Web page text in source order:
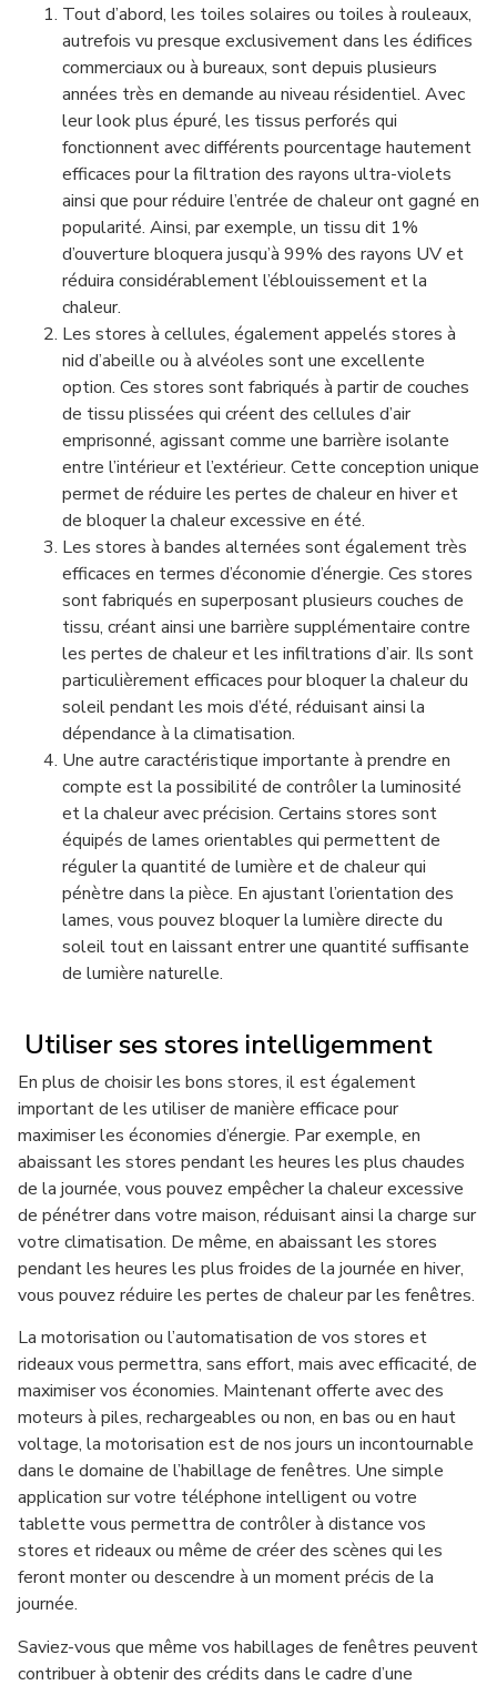
Tout d’abord, les toiles solaires ou toiles à rouleaux,
autrefois vu presque exclusivement dans les édifices
commerciaux ou à bureaux, sont depuis plusieurs
années très en demande au niveau résidentiel. Avec
leur look plus épuré, les tissus perforés qui
fonctionnent avec différents pourcentage hautement
efficaces pour la filtration des rayons ultra-violets
ainsi que pour réduire l’entrée de chaleur ont gagné en
popularité. Ainsi, par exemple, un tissu dit 1%
d’ouverture bloquera jusqu’à 99% des rayons UV et
réduira considérablement l’éblouissement et la
chaleur.
Les stores à cellules, également appelés stores à
nid d’abeille ou à alvéoles sont une excellente
option. Ces stores sont fabriqués à partir de couches
de tissu plissées qui créent des cellules d’air
emprisonné, agissant comme une barrière isolante
entre l’intérieur et l’extérieur. Cette conception unique
permet de réduire les pertes de chaleur en hiver et
de bloquer la chaleur excessive en été.
Les stores à bandes alternées sont également très
efficaces en termes d’économie d’énergie. Ces stores
sont fabriqués en superposant plusieurs couches de
tissu, créant ainsi une barrière supplémentaire contre
les pertes de chaleur et les infiltrations d’air. Ils sont
particulièrement efficaces pour bloquer la chaleur du
soleil pendant les mois d’été, réduisant ainsi la
dépendance à la climatisation.
Une autre caractéristique importante à prendre en
compte est la possibilité de contrôler la luminosité
et la chaleur avec précision. Certains stores sont
équipés de lames orientables qui permettent de
réguler la quantité de lumière et de chaleur qui
pénètre dans la pièce. En ajustant l’orientation des
lames, vous pouvez bloquer la lumière directe du
soleil tout en laissant entrer une quantité suffisante
de lumière naturelle.
Utiliser ses stores intelligemment
En plus de choisir les bons stores, il est également
important de les utiliser de manière efficace pour
maximiser les économies d’énergie. Par exemple, en
abaissant les stores pendant les heures les plus chaudes
de la journée, vous pouvez empêcher la chaleur excessive
de pénétrer dans votre maison, réduisant ainsi la charge sur
votre climatisation. De même, en abaissant les stores
pendant les heures les plus froides de la journée en hiver,
vous pouvez réduire les pertes de chaleur par les fenêtres.
La motorisation ou l’automatisation de vos stores et
rideaux vous permettra, sans effort, mais avec efficacité, de
maximiser vos économies. Maintenant offerte avec des
moteurs à piles, rechargeables ou non, en bas ou en haut
voltage, la motorisation est de nos jours un incontournable
dans le domaine de l’habillage de fenêtres. Une simple
application sur votre téléphone intelligent ou votre
tablette vous permettra de contrôler à distance vos
stores et rideaux ou même de créer des scènes qui les
feront monter ou descendre à un moment précis de la
journée.
Saviez-vous que même vos habillages de fenêtres peuvent
contribuer à obtenir des crédits dans le cadre d’une